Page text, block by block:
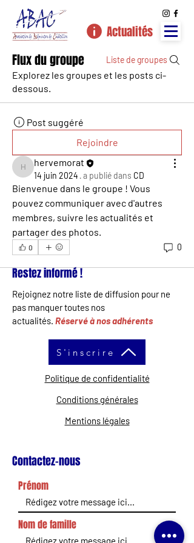
Actualités
Flux du groupe Liste de groupes
Explorez les groupes et les posts ci-
dessous.
Post suggéré
Rejoindre
hervemorat
hervemorat
14 juin 2024 ·a publié dans CD
Bienvenue dans le groupe ! Vous
pouvez communiquer avec d'autres
membres, suivre les actualités et
partager des photos.
0 0
Restez informé !
Rejoignez notre liste de diffusion pour ne
pas manquer toutes nos
actualités. Réservé à nos adhérents
S'inscrire
Politique de confidentialité
Conditions générales
Mentions légales
Contactez-nous
Prénom
Nom de famille